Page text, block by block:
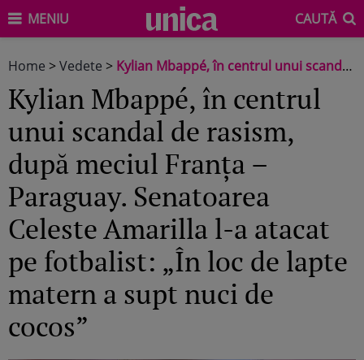
MENIU CAUTĂ
Home >Vedete > Kylian Mbappé, în centrul unui scandal de rasism, după meciul Franța – Paraguay. Senatoarea Celeste Amarilla l-a atacat pe fotbalist: „În loc de lapte matern a supt nuci de cocos”
Kylian Mbappé, în centrul
unui scandal de rasism,
după meciul Franța –
Paraguay. Senatoarea
Celeste Amarilla l-a atacat
pe fotbalist: „În loc de lapte
matern a supt nuci de
cocos”